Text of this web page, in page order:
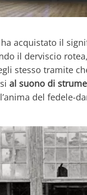
acquistato il
il derviscio
stesso tramite
al suono di
del fedele-